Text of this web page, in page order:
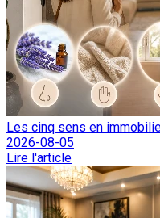
Les cinq sens en
2026-08-05
Lire l'article